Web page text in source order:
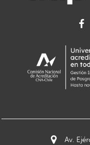
Av.